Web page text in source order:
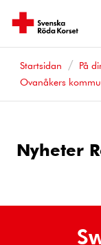
Startsidan På
Ovanåkers
Nyheter